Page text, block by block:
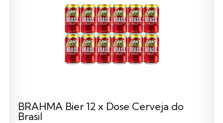
BRAHMA Bier 12 x Dose Cerveja do
Brasil